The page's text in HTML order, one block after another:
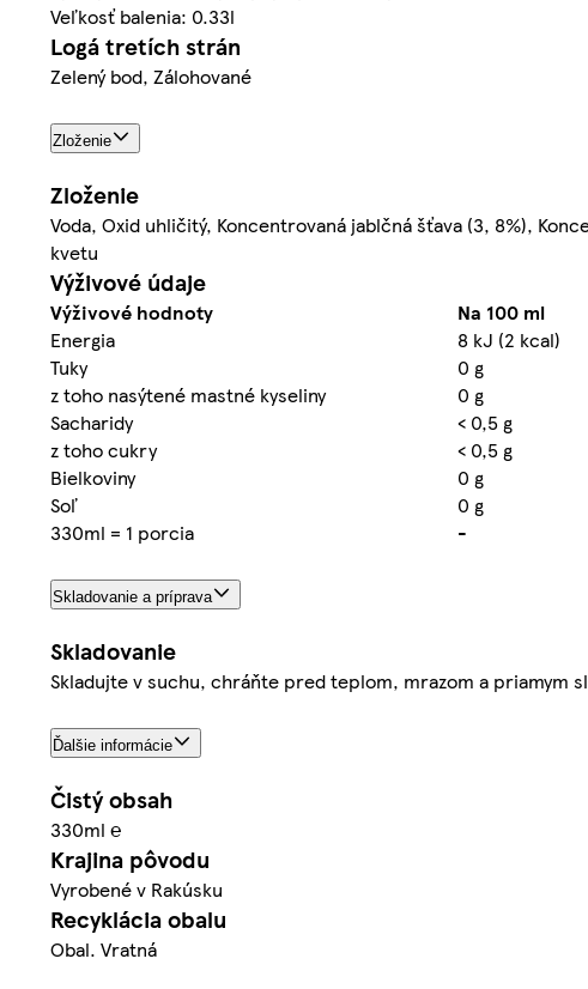
Veľkosť balenia: 0.33l
Logá tretích strán
Zelený bod, Zálohované
Zloženie
Zloženie
Voda, Oxid uhličitý, Koncentrovaná jablčná šťava (3, 8%),
kvetu
Výživové údaje
Výživové hodnoty Na 100 ml
Energia
8 kJ (2 kcal)
Tuky
0 g
z toho nasýtené mastné kyseliny
0 g
Sacharidy
< 0,5 g
z toho cukry
< 0,5 g
Bielkoviny
0 g
Soľ
0 g
330ml = 1 porcia
-
Skladovanie a príprava
Skladovanie
Skladujte v suchu, chráňte pred teplom, mrazom a priamym
Ďalšie informácie
Čistý obsah
330ml ℮
Krajina pôvodu
Vyrobené v Rakúsku
Recyklácia obalu
Obal. Vratná